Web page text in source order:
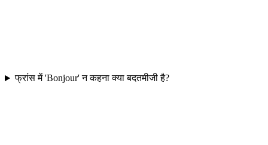
फ्रांस में 'Bonjour' न कहना क्या बदतमीजी है?